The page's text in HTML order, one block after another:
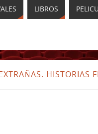
LIBROS
HISTORIAS